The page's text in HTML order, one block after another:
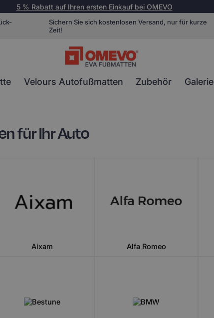
5 % Rabatt auf Ihren ersten Einkauf bei OMEVO
Sichern Sie sich kostenlosen Versand, nur für kurze
Zeit!
Velours Autofußmatten Zubehör Galerie
für Ihr Auto
Aixam Alfa Romeo